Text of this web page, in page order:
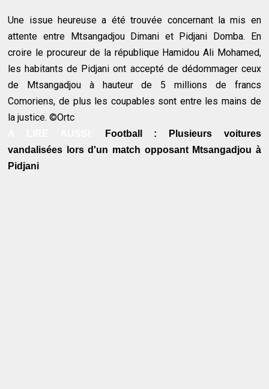
Une issue heureuse a été trouvée concernant la mis en
attente entre Mtsangadjou Dimani et Pidjani Domba. En
croire le procureur de la république Hamidou Ali Mohamed,
les habitants de Pidjani ont accepté de dédommager ceux
de Mtsangadjou à hauteur de 5 millions de francs
Comoriens, de plus les coupables sont entre les mains de
la justice. ©Ortc
Football : Plusieurs voitures
vandalisées lors d'un match opposant Mtsangadjou à
Pidjani